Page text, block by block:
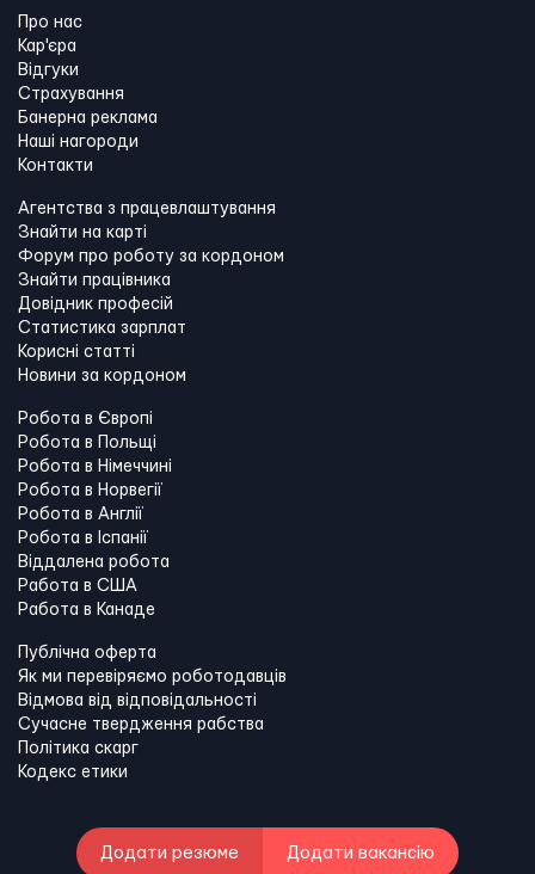
Про нас
Кар'єра
Відгуки
Страхування
Банерна реклама
Наші нагороди
Контакти
Агентства з працевлаштування
Знайти на карті
Форум про роботу за кордоном
Знайти працівника
Довідник професій
Статистика зарплат
Корисні статті
Новини за кордоном
Робота в Європі
Робота в Польщі
Робота в Німеччині
Робота в Норвегії
Робота в Англії
Робота в Іспанії
Віддалена робота
Работа в США
Работа в Канадe
Публічна оферта
Як ми перевіряємо роботодавців
Відмова від відповідальності
Сучасне твердження рабства
Політика скарг
Кодекс етики
Додати резюме Додати вакансію